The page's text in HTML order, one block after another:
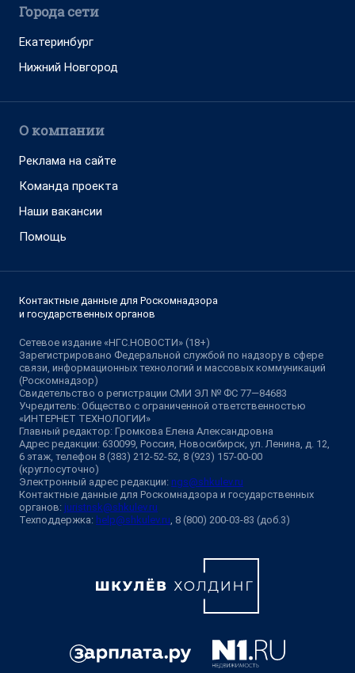
Города сети
Екатеринбург
Нижний Новгород
О компании
Реклама на сайте
Команда проекта
Наши вакансии
Помощь
Контактные данные для Роскомнадзора
и государственных органов
Сетевое издание «НГС.НОВОСТИ» (18+)
Зарегистрировано Федеральной службой по надзору в сфере
связи, информационных технологий и массовых коммуникаций
(Роскомнадзор)
Свидетельство о регистрации СМИ ЭЛ № ФС 77—84683
Учредитель: Общество с ограниченной ответственностью
«ИНТЕРНЕТ ТЕХНОЛОГИИ»
Главный редактор: Громкова Елена Александровна
Адрес редакции: 630099, Россия, Новосибирск, ул. Ленина, д. 12,
6 этаж, телефон 8 (383) 212-52-52, 8 (923) 157-00-00
(круглосуточно)
Электронный адрес редакции: ngs@shkulev.ru
Контактные данные для Роскомнадзора и государственных
органов: juristnsk@shkulev.ru
Техподдержка: help@shkulev.ru, 8 (800) 200-03-83 (доб.3)